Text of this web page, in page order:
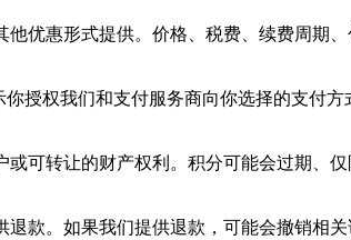
优惠形式提供。价格、税费、续费周期
授权我们和支付服务商向你选择的支付
可转让的财产权利。积分可能会过期、
款。如果我们提供退款，可能会撤销相